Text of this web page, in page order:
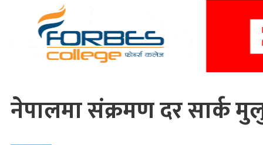
नेपालमा संक्रमण दर सार्क